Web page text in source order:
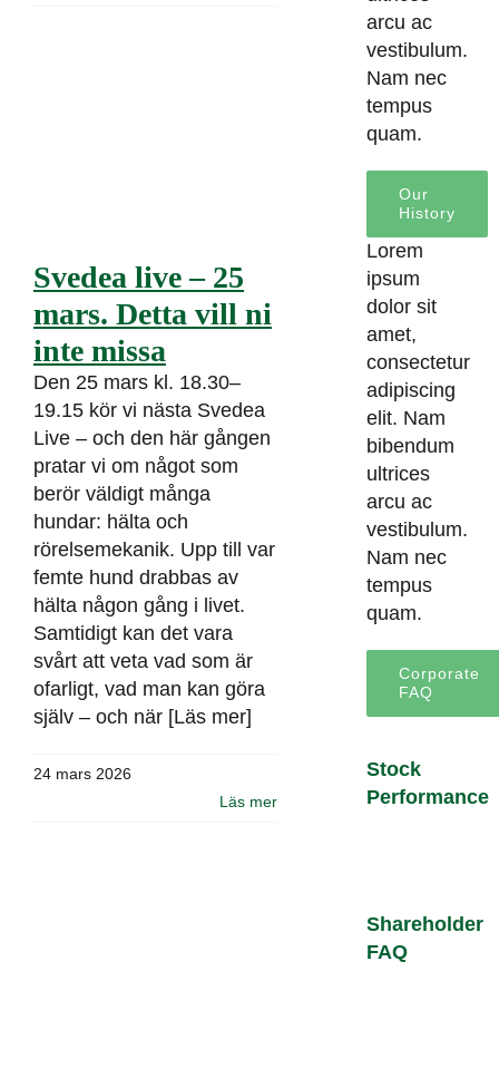
Svedea live – 25
mars. Detta vill ni
inte missa
Den 25 mars kl. 18.30–
19.15 kör vi nästa Svedea
Live – och den här gången
pratar vi om något som
berör väldigt många
hundar: hälta och
rörelsemekanik. Upp till var
femte hund drabbas av
hälta någon gång i livet.
Samtidigt kan det vara
svårt att veta vad som är
ofarligt, vad man kan göra
själv – och när [Läs mer]
24 mars 2026
Läs mer
arcu ac
vestibulum.
Nam nec
tempus
quam.
Our
History
Lorem
ipsum
dolor sit
amet,
consectetur
adipiscing
elit. Nam
bibendum
ultrices
arcu ac
vestibulum.
Nam nec
tempus
quam.
Corporate
FAQ
Stock
Performance
Shareholder
FAQ